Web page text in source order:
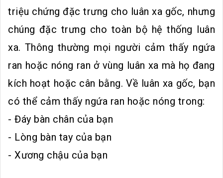
triệu chứng đặc trưng cho luân xa gốc, nhưng
chúng đặc trưng cho toàn bộ hệ thống luân
xa. Thông thường mọi người cảm thấy ngứa
ran hoặc nóng ran ở vùng luân xa mà họ đang
kích hoạt hoặc cân bằng. Về luân xa gốc, bạn
có thể cảm thấy ngứa ran hoặc nóng trong:
- Đáy bàn chân của bạn
- Lòng bàn tay của bạn
- Xương chậu của bạn